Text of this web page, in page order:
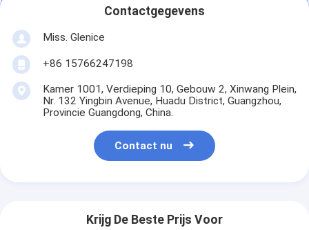
Contactgegevens
Miss. Glenice
+86 15766247198
Kamer 1001, Verdieping 10, Gebouw 2, Xinwang Plein,
Nr. 132 Yingbin Avenue, Huadu District, Guangzhou,
Provincie Guangdong, China.
Contact nu
Krijg De Beste Prijs Voor